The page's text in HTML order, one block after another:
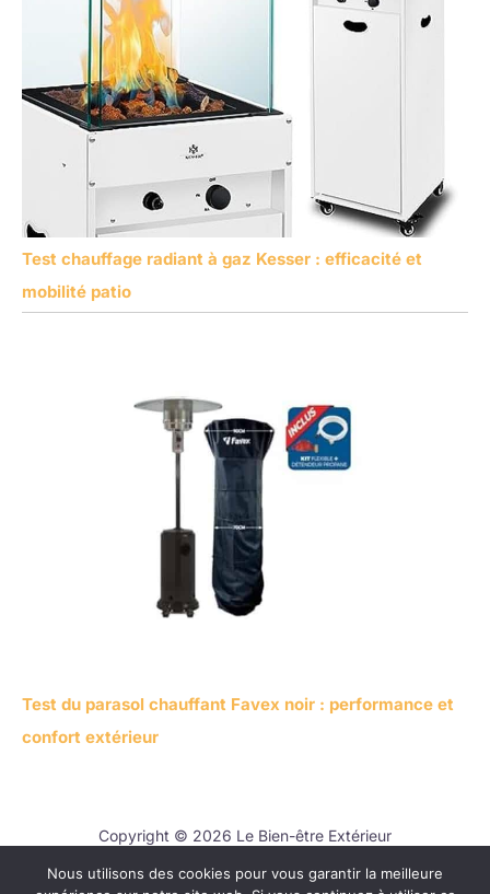
Test chauffage radiant à gaz Kesser : efficacité et
mobilité patio
Test du parasol chauffant Favex noir : performance et
confort extérieur
Copyright © 2026 Le Bien-être Extérieur
Contact
Nous utilisons des cookies pour vous garantir la meilleure